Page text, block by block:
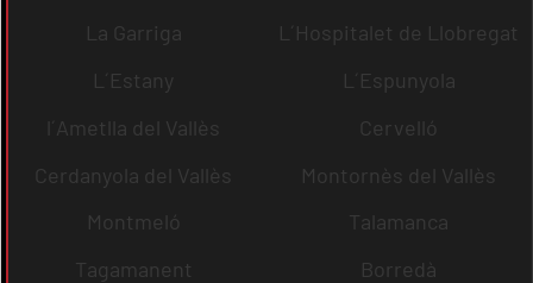
La Garriga
L´Hospitalet de Llobregat
L´Estany
L´Espunyola
l´Ametlla del Vallès
Cervelló
Cerdanyola del Vallès
Montornès del Vallès
Montmeló
Talamanca
Tagamanent
Borredà